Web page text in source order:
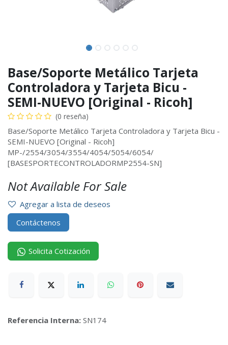
Base/Soporte Metálico Tarjeta
Controladora y Tarjeta Bicu -
SEMI-NUEVO [Original - Ricoh]
(0 reseña)
Base/Soporte Metálico Tarjeta Controladora y Tarjeta Bicu -
SEMI-NUEVO [Original - Ricoh]
MP-/2554/3054/3554/4054/5054/6054/
[BASESPORTECONTROLADORMP2554-SN]
Not Available For Sale
Agregar a lista de deseos
Contáctenos
Solicita Cotización
Referencia Interna: SN174